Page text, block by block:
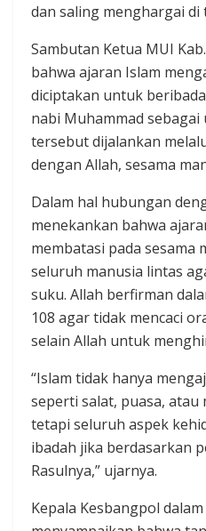
dan saling menghargai
Sambutan Ketua MUI
bahwa ajaran Islam
diciptakan untuk
nabi Muhammad
tersebut dijalankan
dengan Allah, sesama
Dalam hal hubungan
menekankan bahwa
membatasi pada sesama
seluruh manusia lintas
suku. Allah berfirman
108 agar tidak mencaci
selain Allah untuk
“Islam tidak hanya
seperti salat, puasa, atau
tetapi seluruh aspek
ibadah jika berdasarkan
Rasulnya,” ujarnya.
Kepala Kesbangpol